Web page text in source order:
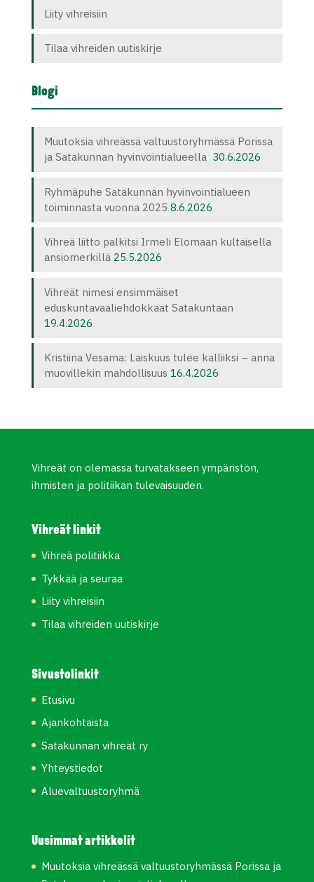
Liity vihreisiin
Tilaa vihreiden uutiskirje
Blogi
Muutoksia vihreässä valtuustoryhmässä Porissa
ja Satakunnan hyvinvointialueella 30.6.2026
Ryhmäpuhe Satakunnan hyvinvointialueen
toiminnasta vuonna 2025 8.6.2026
Vihreä liitto palkitsi Irmeli Elomaan kultaisella
ansiomerkillä 25.5.2026
Vihreät nimesi ensimmäiset
eduskuntavaaliehdokkaat Satakuntaan
19.4.2026
Kristiina Vesama: Laiskuus tulee kalliiksi – anna
muovillekin mahdollisuus 16.4.2026
Vihreät on olemassa turvatakseen ympäristön,
ihmisten ja politiikan tulevaisuuden.
Vihreät linkit
Vihreä politiikka
Tykkää ja seuraa
Liity vihreisiin
Tilaa vihreiden uutiskirje
Sivustolinkit
Etusivu
Ajankohtaista
Satakunnan vihreät ry
Yhteystiedot
Aluevaltuustoryhmä
Uusimmat artikkelit
Muutoksia vihreässä valtuustoryhmässä Porissa ja